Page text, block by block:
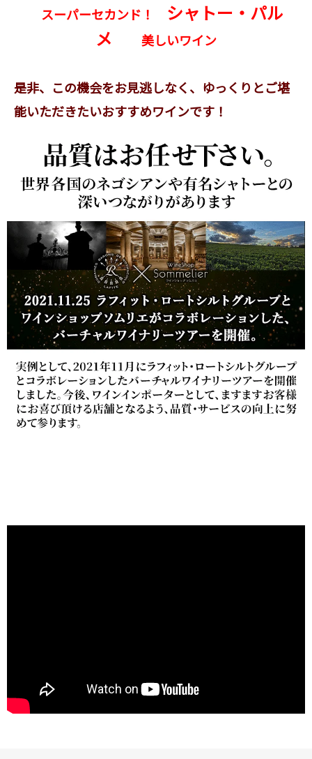
スーパーセカンド！ シャトー・パル
メ
美しいワイン
是非、この機会をお見逃しなく、ゆっくりとご堪
能いただきたいおすすめワインです！